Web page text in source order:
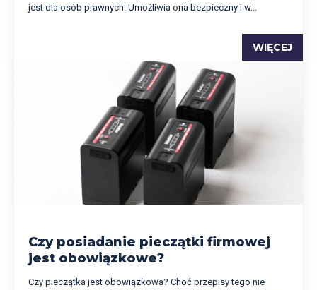
jest dla osób prawnych. Umożliwia ona bezpieczny i w...
WIĘCEJ
Czy posiadanie pieczątki firmowej
jest obowiązkowe?
Czy pieczątka jest obowiązkowa? Choć przepisy tego nie